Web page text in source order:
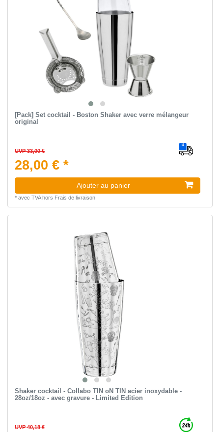
[Pack] Set cocktail - Boston Shaker avec verre mélangeur
original
UVP 33,00 €
28,00 € *
Ajouter au panier
* avec TVAhors Frais de livraison
Shaker cocktail - Collabo TIN oN TIN acier inoxydable -
28oz/18oz - avec gravure - Limited Edition
UVP 40,18 €